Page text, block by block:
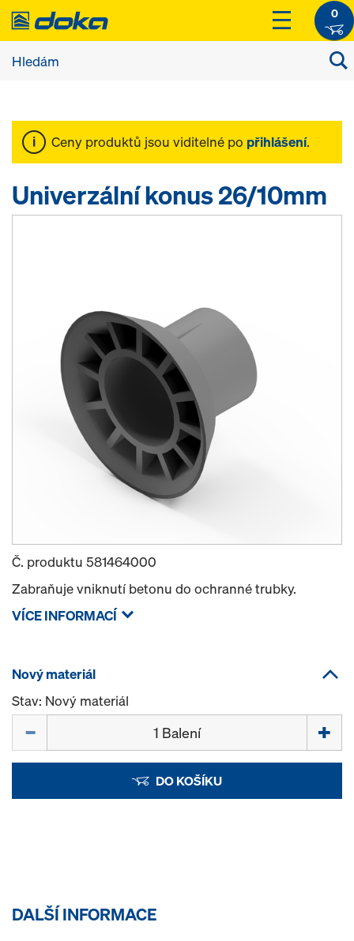
0
Ceny produktů jsou viditelné po přihlášení.
Univerzální konus 26/10mm
Č. produktu 581464000
Zabraňuje vniknutí betonu do ochranné trubky.
VÍCE INFORMACÍ
Nový materiál
Stav: Nový materiál
DO KOŠÍKU
DALŠÍ INFORMACE